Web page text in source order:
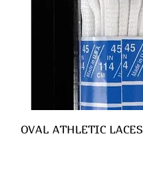
OVAL ATHLETIC LACES